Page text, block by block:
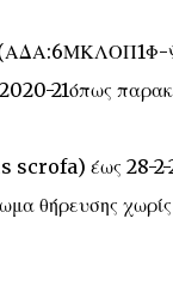
2020-21όπως
scrofa) έως 28-
θήρευσης